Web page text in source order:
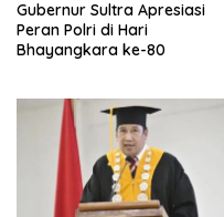
Gubernur Sultra Apresiasi
Peran Polri di Hari
Bhayangkara ke-80